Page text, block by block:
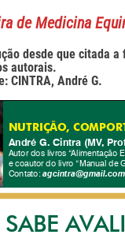
de Medicina
desde que citada a
autorais.
CINTRA, André G.